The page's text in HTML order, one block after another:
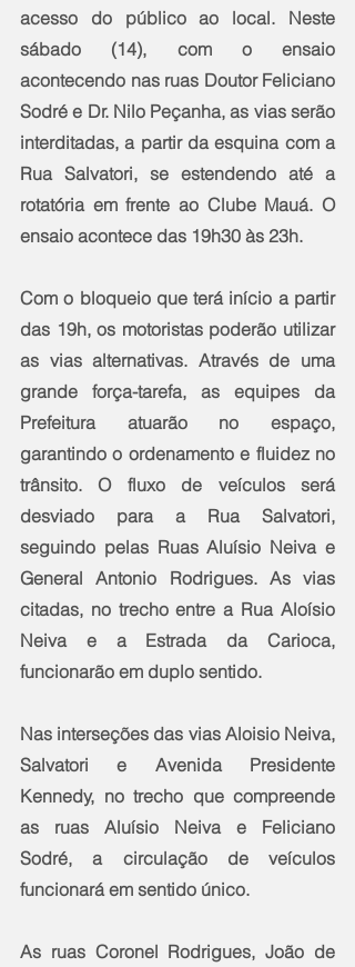
acesso do público ao local. Neste
sábado (14), com o ensaio
acontecendo nas ruas Doutor Feliciano
Sodré e Dr. Nilo Peçanha, as vias serão
interditadas, a partir da esquina com a
Rua Salvatori, se estendendo até a
rotatória em frente ao Clube Mauá. O
ensaio acontece das 19h30 às 23h.
Com o bloqueio que terá início a partir
das 19h, os motoristas poderão utilizar
as vias alternativas. Através de uma
grande força-tarefa, as equipes da
Prefeitura atuarão no espaço,
garantindo o ordenamento e fluidez no
trânsito. O fluxo de veículos será
desviado para a Rua Salvatori,
seguindo pelas Ruas Aluísio Neiva e
General Antonio Rodrigues. As vias
citadas, no trecho entre a Rua Aloísio
Neiva e a Estrada da Carioca,
funcionarão em duplo sentido.
Nas interseções das vias Aloisio Neiva,
Salvatori e Avenida Presidente
Kennedy, no trecho que compreende
as ruas Aluísio Neiva e Feliciano
Sodré, a circulação de veículos
funcionará em sentido único.
As ruas Coronel Rodrigues, João de